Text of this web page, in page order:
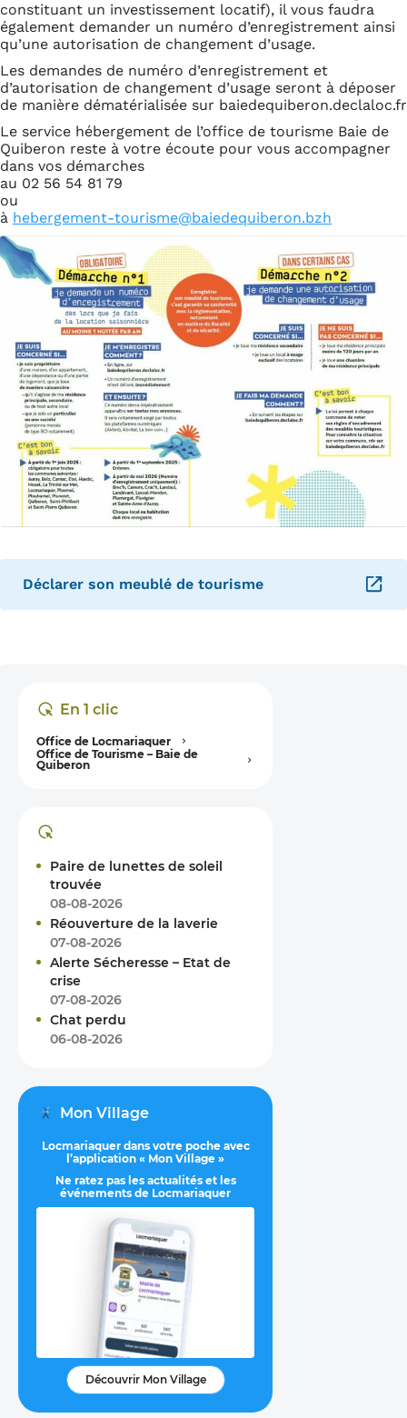
constituant un investissement locatif), il vous faudra
également demander un numéro d’enregistrement ainsi
qu’une autorisation de changement d’usage.
Les demandes de numéro d’enregistrement et
d’autorisation de changement d’usage seront à déposer
de manière dématérialisée sur baiedequiberon.declaloc.fr
Le service hébergement de l’office de tourisme Baie de
Quiberon reste à votre écoute pour vous accompagner
dans vos démarches
au 02 56 54 81 79
ou
à hebergement-tourisme@baiedequiberon.bzh
Déclarer son meublé de tourisme
– Ouverture dans un nouvel onglet
En 1 clic
Office de Locmariaquer
Office de Tourisme – Baie de
Quiberon
Paire de lunettes de soleil
trouvée
08-08-2026
Réouverture de la laverie
07-08-2026
Alerte Sécheresse – Etat de
crise
07-08-2026
Chat perdu
06-08-2026
Mon Village
Locmariaquer dans votre poche avec
l’application « Mon Village »
Ne ratez pas les actualités et les
événements de Locmariaquer
Découvrir Mon Village